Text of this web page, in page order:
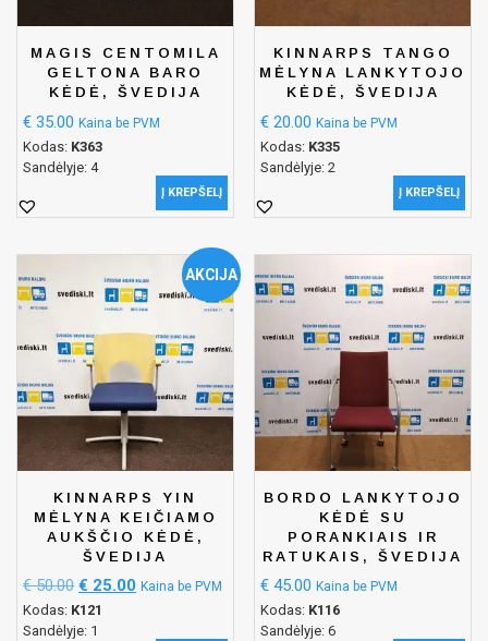
MAGIS CENTOMILA
GELTONA BARO
KĖDĖ, ŠVEDIJA
€ 35.00 Kaina be PVM
Kodas: K363
Sandėlyje: 4
Į KREPŠELĮ
KINNARPS TANGO
MĖLYNA LANKYTOJO
KĖDĖ, ŠVEDIJA
€ 20.00 Kaina be PVM
Kodas: K335
Sandėlyje: 2
Į KREPŠELĮ
AKCIJA
KINNARPS YIN
MĖLYNA KEIČIAMO
AUKŠČIO KĖDĖ,
ŠVEDIJA
€50.00 € 25.00 Kaina be PVM
Kodas: K121
Sandėlyje: 1
BORDO LANKYTOJO
KĖDĖ SU
PORANKIAIS IR
RATUKAIS, ŠVEDIJA
€ 45.00 Kaina be PVM
Kodas: K116
Sandėlyje: 6